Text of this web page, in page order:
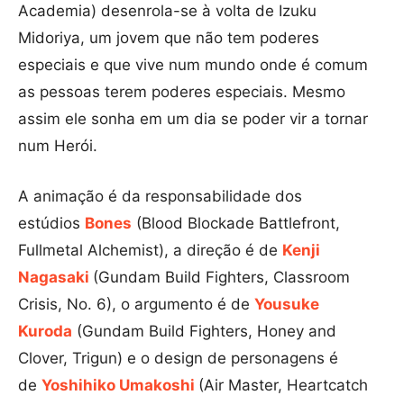
Academia) desenrola-se à volta de Izuku
Midoriya, um jovem que não tem poderes
especiais e que vive num mundo onde é comum
as pessoas terem poderes especiais. Mesmo
assim ele sonha em um dia se poder vir a tornar
num Herói.
A animação é da responsabilidade dos
estúdios Bones (Blood Blockade Battlefront,
Fullmetal Alchemist), a direção é de Kenji
Nagasaki (Gundam Build Fighters, Classroom
Crisis, No. 6), o argumento é de Yousuke
Kuroda (Gundam Build Fighters, Honey and
Clover, Trigun) e o design de personagens é
de Yoshihiko Umakoshi (Air Master, Heartcatch